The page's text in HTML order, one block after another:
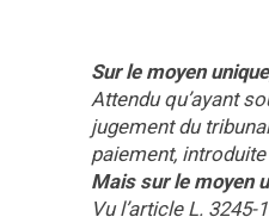
Sur le moyen
Attendu qu’ayant
jugement du
paiement,
Mais sur le moyen
Vu l’article L.